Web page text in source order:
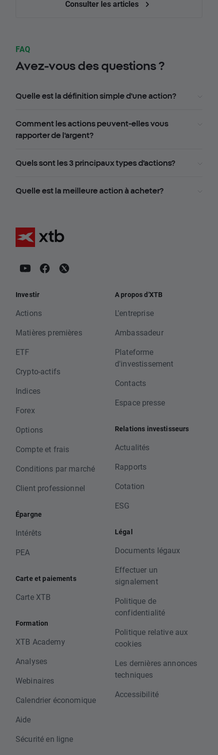
Consulter les articles
FAQ
Avez-vous des questions ?
Quelle est la définition simple d'une action?
Comment les actions peuvent-elles vous
rapporter de l'argent?
Quels sont les 3 principaux types d'actions?
Quelle est la meilleure action à acheter?
Investir
Actions
Matières premières
ETF
Crypto-actifs
Indices
Forex
Options
Compte et frais
Conditions par marché
Client professionnel
Épargne
Intérêts
PEA
Carte et paiements
Carte XTB
Formation
XTB Academy
Analyses
Webinaires
Calendrier économique
Aide
Sécurité en ligne
A propos d'XTB
L'entreprise
Ambassadeur
Plateforme
d'investissement
Contacts
Espace presse
Relations investisseurs
Actualités
Rapports
Cotation
ESG
Légal
Documents légaux
Effectuer un
signalement
Politique de
confidentialité
Politique relative aux
cookies
Les dernières annonces
techniques
Accessibilité